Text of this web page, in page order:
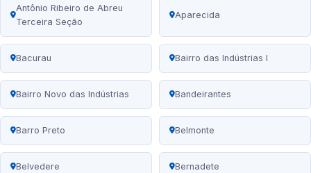
Antônio Ribeiro de Abreu
Terceira Seção
Aparecida
Bacurau Bairro das Indústrias I
Bairro Novo das Indústrias Bandeirantes
Barro Preto Belmonte
Belvedere Bernadete